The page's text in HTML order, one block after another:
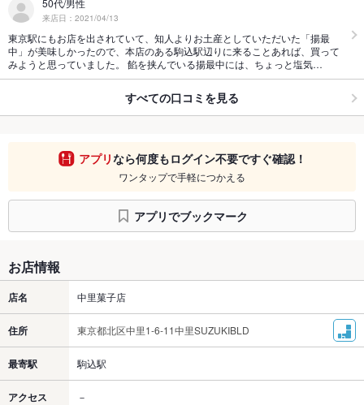
50代/男性
来店日：2021/04/13
東京駅にもお店を出されていて、知人よりお土産としていただいた「揚最
中」が美味しかったので、本店のある駒込駅辺りに来ることあれば、買って
みようと思っていました。 餡を挟んでいる揚最中には、ちょっと塩気…
すべての口コミを見る
アプリなら何度もログイン不要ですぐ確認！
ワンタップで手軽につかえる
アプリでブックマーク
お店情報
店名 中里菓子店
住所 東京都北区中里1-6-11中里SUZUKIBLD
最寄駅 駒込駅
アクセス －